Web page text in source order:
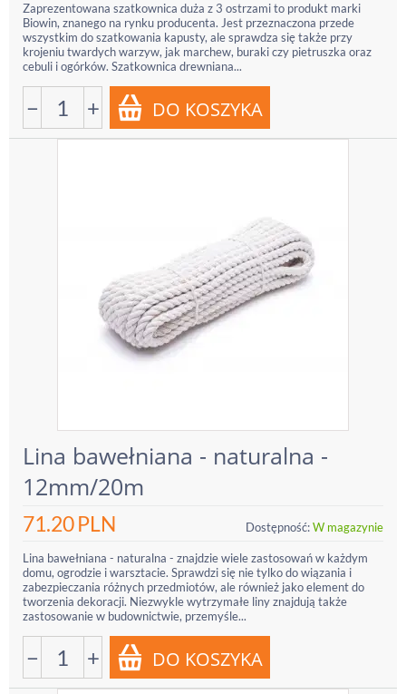
Zaprezentowana szatkownica duża z 3 ostrzami to produkt marki
Biowin, znanego na rynku producenta. Jest przeznaczona przede
wszystkim do szatkowania kapusty, ale sprawdza się także przy
krojeniu twardych warzyw, jak marchew, buraki czy pietruszka oraz
cebuli i ogórków. Szatkownica drewniana...
− +
Lina bawełniana - naturalna -
12mm/20m
71.20PLN Dostępność:W magazynie
Lina bawełniana - naturalna - znajdzie wiele zastosowań w każdym
domu, ogrodzie i warsztacie. Sprawdzi się nie tylko do wiązania i
zabezpieczania różnych przedmiotów, ale również jako element do
tworzenia dekoracji. Niezwykle wytrzymałe liny znajdują także
zastosowanie w budownictwie, przemyśle...
− +